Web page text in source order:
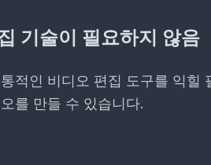
기술이 필요하지 않음
적인 비디오 편집 도구를 익힐
를 만들 수 있습니다.